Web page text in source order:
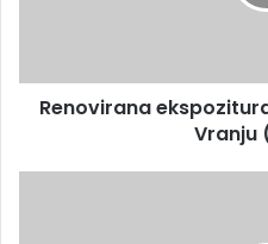
Renovirana
Vranju